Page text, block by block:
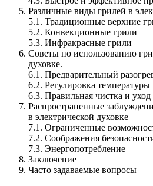
Различные виды грилей в
5.1. Традиционные верхние
5.2. Конвекционные грили
5.3. Инфракрасные грили
Советы по использованию
духовке.
6.1. Предварительный
6.2. Регулировка
6.3. Правильная чистка и уход
Распространенные
в электрической духовке
7.1. Ограниченные
7.2. Соображения
7.3. Энергопотребление
Заключение
Часто задаваемые вопросы